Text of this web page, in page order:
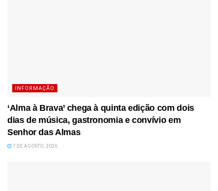
INFORMAÇÃO
‘Alma à Brava’ chega à quinta edição com dois
dias de música, gastronomia e convívio em
Senhor das Almas
7 DE AGOSTO, 2026